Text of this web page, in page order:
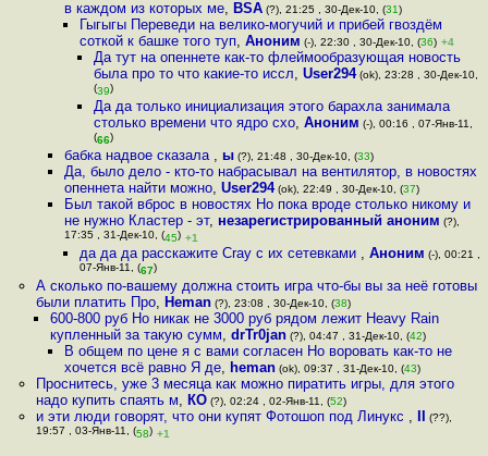
в каждом из которых ме, BSA (?), 21:25 , 30-Дек-10, (31)
Гыгыгы Переведи на велико-могучий и прибей гвоздём
соткой к башке того туп, Аноним (-), 22:30 , 30-Дек-10, (36) +4
Да тут на опеннете как-то флеймообразующая новость
была про то что какие-то иссл, User294(ok), 23:28 , 30-Дек-10,
(39)
Да да только инициализация этого барахла занимала
столько времени что ядро схо, Аноним (-), 00:16 , 07-Янв-11,
(66)
бабка надвое сказала , ы (?), 21:48 , 30-Дек-10, (33)
Да, было дело - кто-то набрасывал на вентилятор, в новостях
опеннета найти можно,User294(ok), 22:49 , 30-Дек-10, (37)
Был такой вброс в новостях Но пока вроде столько никому и
не нужно Кластер - эт, незарегистрированный аноним (?),
17:35 , 31-Дек-10, (45) +1
да да да расскажите Cray с их сетевками , Аноним (-), 00:21 ,
07-Янв-11, (67)
А сколько по-вашему должна стоить игра что-бы вы за неё готовы
были платить Про, Heman(?), 23:08 , 30-Дек-10, (38)
600-800 руб Но никак не 3000 руб рядом лежит Heavy Rain
купленный за такую сумм, drTr0jan(?), 04:47 , 31-Дек-10, (42)
В общем по цене я с вами согласен Но воровать как-то не
хочется всё равно Я де, heman (ok), 09:37 , 31-Дек-10, (43)
Проснитесь, уже 3 месяца как можно пиратить игры, для этого
надо купить спаять м, КО(?), 02:24 , 02-Янв-11, (52)
и эти люди говорят, что они купят Фотошоп под Линукс , (??),
19:57 , 03-Янв-11, (58) +1